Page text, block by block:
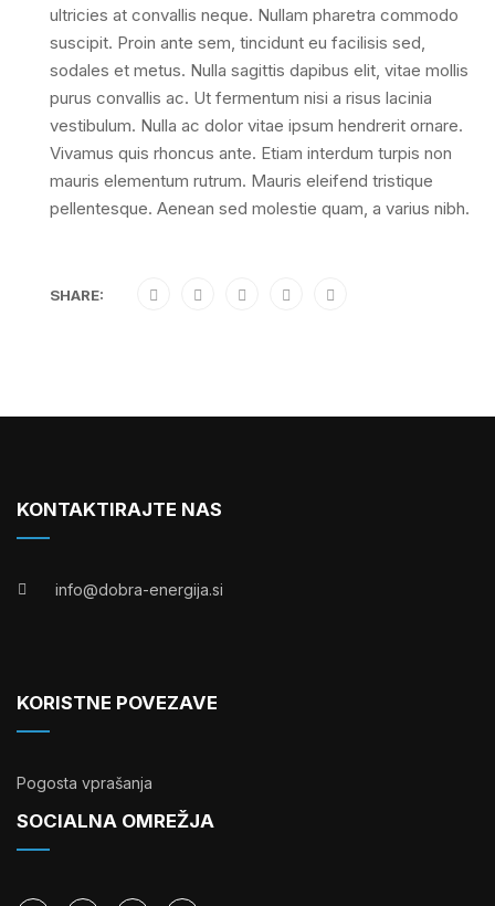
ultricies at convallis neque. Nullam pharetra commodo
suscipit. Proin ante sem, tincidunt eu facilisis sed,
sodales et metus. Nulla sagittis dapibus elit, vitae mollis
purus convallis ac. Ut fermentum nisi a risus lacinia
vestibulum. Nulla ac dolor vitae ipsum hendrerit ornare.
Vivamus quis rhoncus ante. Etiam interdum turpis non
mauris elementum rutrum. Mauris eleifend tristique
pellentesque. Aenean sed molestie quam, a varius nibh.
SHARE:
KONTAKTIRAJTE NAS
info@dobra-energija.si
KORISTNE POVEZAVE
Pogosta vprašanja
SOCIALNA OMREŽJA